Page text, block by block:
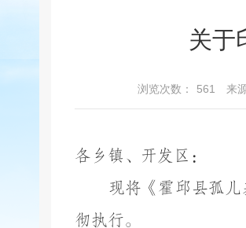
关于
浏览次数： 561 来
各 乡镇、开发区 ：
现将《 霍邱县孤
彻执行。